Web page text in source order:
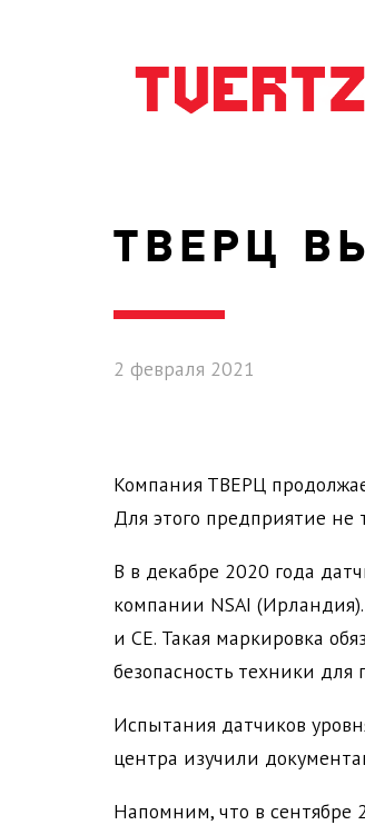
ТВЕРЦ
2 февраля 2021
Компания ТВЕРЦ
Для этого предприятие не
В в декабре 2020 года
компании NSAI
и CE. Такая маркировка
безопасность техники
Испытания датчиков
центра изучили
Напомним, что в сентябре